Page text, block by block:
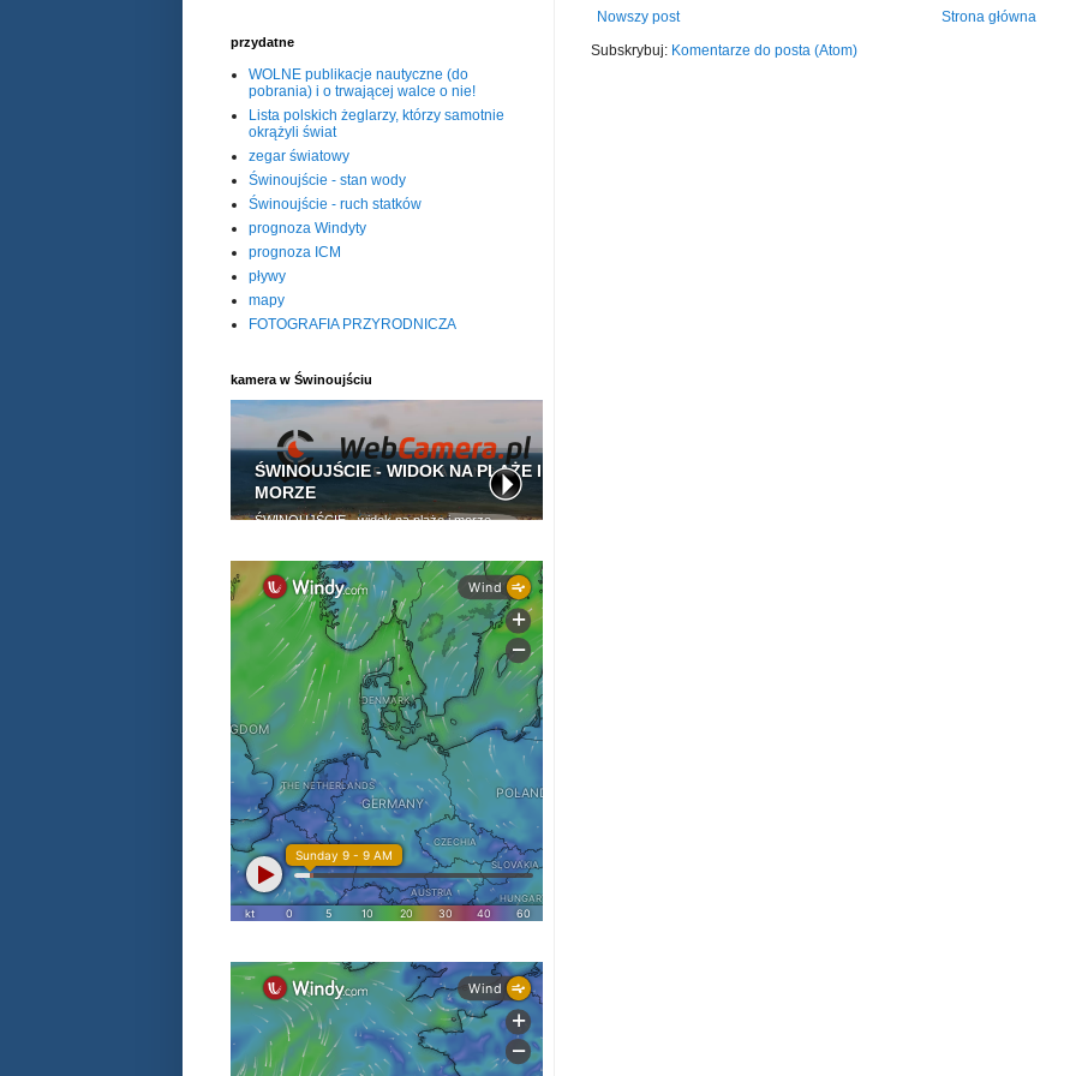
Nowszy post
Strona główna
Subskrybuj: Komentarze do posta (Atom)
przydatne
WOLNE publikacje nautyczne (do
pobrania) i o trwającej walce o nie!
Lista polskich żeglarzy, którzy samotnie
okrążyli świat
zegar światowy
Świnoujście - stan wody
Świnoujście - ruch statków
prognoza Windyty
prognoza ICM
pływy
mapy
FOTOGRAFIA PRZYRODNICZA
kamera w Świnoujściu